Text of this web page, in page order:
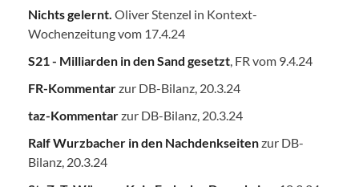
Nichts gelernt. Oliver Stenzel in Kontext-
Wochenzeitung vom 17.4.24
S21 - Milliarden in den Sand gesetzt, FR vom 9.4.24
FR-Kommentarzur DB-Bilanz, 20.3.24
taz-Kommentarzur DB-Bilanz, 20.3.24
Ralf Wurzbacher in den Nachdenkseitenzur DB-
Bilanz, 20.3.24